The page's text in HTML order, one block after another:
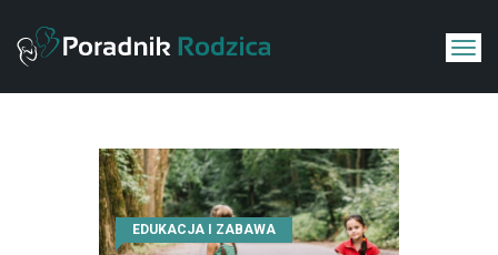
EDUKACJA I ZABAWA